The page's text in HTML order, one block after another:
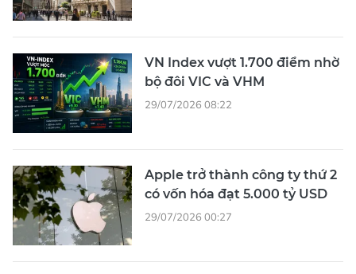
VN Index vượt 1.700 điểm nhờ
bộ đôi VIC và VHM
29/07/2026 08:22
Apple trở thành công ty thứ 2
có vốn hóa đạt 5.000 tỷ USD
29/07/2026 00:27